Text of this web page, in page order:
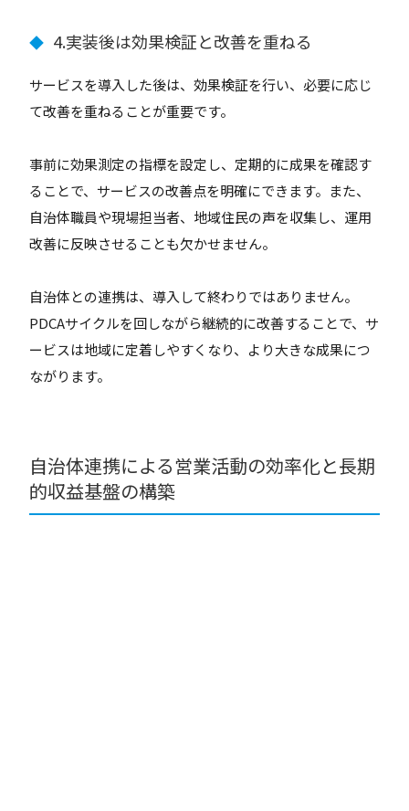
◆ 4.実装後は効果検証と改善を重ねる
サービスを導入した後は、効果検証を行い、必要に応じ
て改善を重ねることが重要です。
事前に効果測定の指標を設定し、定期的に成果を確認す
ることで、サービスの改善点を明確にできます。また、
自治体職員や現場担当者、地域住民の声を収集し、運用
改善に反映させることも欠かせません。
自治体との連携は、導入して終わりではありません。
PDCAサイクルを回しながら継続的に改善することで、サ
ービスは地域に定着しやすくなり、より大きな成果につ
ながります。
自治体連携による営業活動の効率化と長期
的収益基盤の構築